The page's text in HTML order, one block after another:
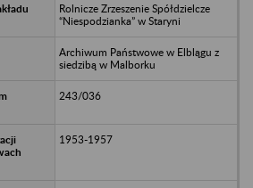
Rolnicze Zrzeszenie Spółdzielcze
“Niespodzianka” w Staryni
Archiwum Państwowe w Elblągu z
siedzibą w Malborku
243/036
1953-1957